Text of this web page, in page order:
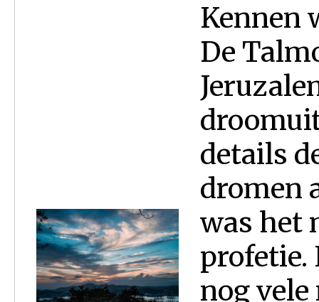
Kennen
De
details
dromen
was het
profetie.
nog